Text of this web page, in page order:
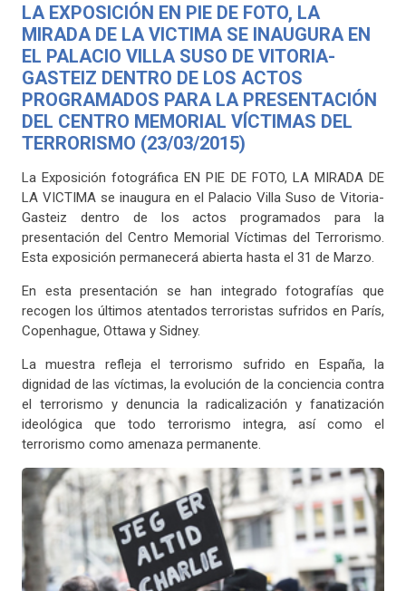
LA EXPOSICIÓN EN PIE DE FOTO, LA
MIRADA DE LA VICTIMA SE INAUGURA EN
EL PALACIO VILLA SUSO DE VITORIA-
GASTEIZ DENTRO DE LOS ACTOS
PROGRAMADOS PARA LA PRESENTACIÓN
DEL CENTRO MEMORIAL VÍCTIMAS DEL
TERRORISMO (23/03/2015)
La Exposición fotográfica EN PIE DE FOTO, LA MIRADA DE
LA VICTIMA se inaugura en el Palacio Villa Suso de Vitoria-
Gasteiz dentro de los actos programados para la
presentación del Centro Memorial Víctimas del Terrorismo.
Esta exposición permanecerá abierta hasta el 31 de Marzo.
En esta presentación se han integrado fotografías que
recogen los últimos atentados terroristas sufridos en París,
Copenhague, Ottawa y Sidney.
La muestra refleja el terrorismo sufrido en España, la
dignidad de las víctimas, la evolución de la conciencia contra
el terrorismo y denuncia la radicalización y fanatización
ideológica que todo terrorismo integra, así como el
terrorismo como amenaza permanente.